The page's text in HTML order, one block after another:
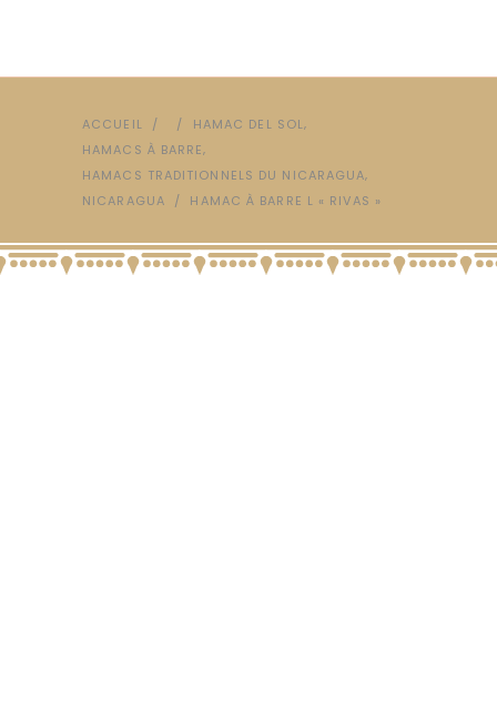
ACCUEIL / / HAMAC DEL SOL,
HAMACS À BARRE,
HAMACS TRADITIONNELS DU NICARAGUA,
NICARAGUA / HAMAC À BARRE L « RIVAS »